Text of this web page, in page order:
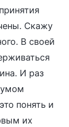
Скажу
В своей
И раз
понять и
их